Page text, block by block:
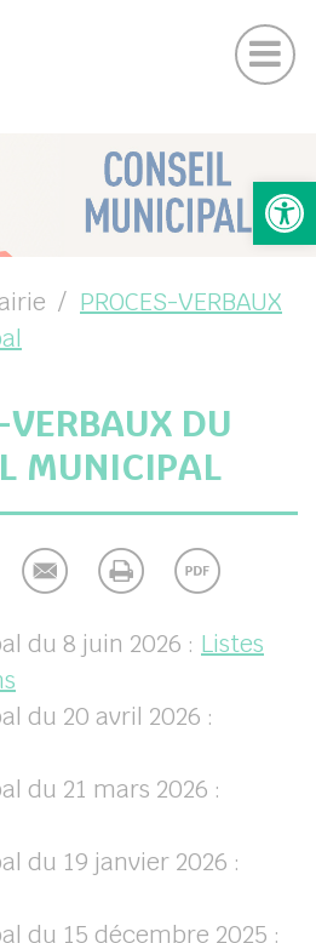
)
)
)
PROCES-VERBAUX
VERBAUX DU
MUNICIPAL
du 8 juin 2026 : Listes
du 20 avril 2026 :
du 21 mars 2026 :
du 19 janvier 2026 :
du 15 décembre 2025 :
cookies